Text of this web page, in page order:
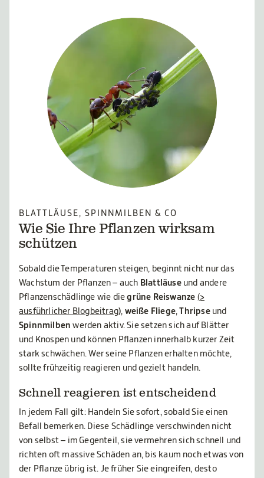
BLATTLÄUSE, SPINNMILBEN & CO
Wie Sie Ihre Pflanzen wirksam
schützen
Sobald die Temperaturen steigen, beginnt nicht nur das
Wachstum der Pflanzen – auch Blattläuse und andere
Pflanzenschädlinge wie diegrüne Reiswanze (>
ausführlicher Blogbeitrag), weiße Fliege,Thripse und
Spinnmilbenwerden aktiv. Sie setzen sich auf Blätter
und Knospen und können Pflanzen innerhalb kurzer Zeit
stark schwächen. Wer seine Pflanzen erhalten möchte,
sollte frühzeitig reagieren und gezielt handeln.
Schnell reagieren ist entscheidend
In jedem Fall gilt: Handeln Sie sofort, sobald Sie einen
Befall bemerken. Diese Schädlinge verschwinden nicht
von selbst – im Gegenteil, sie vermehren sich schnell und
richten oft massive Schäden an, bis kaum noch etwas von
der Pflanze übrig ist. Je früher Sie eingreifen, desto